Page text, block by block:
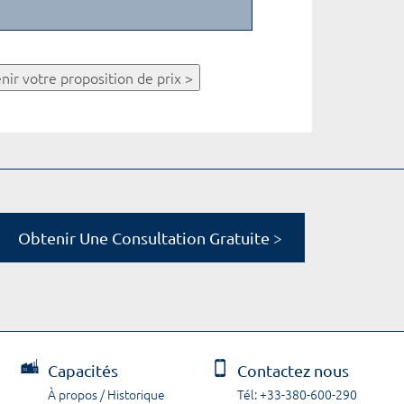
votre proposition de prix >
Obtenir Une Consultation Gratuite >
Capacités
À propos / Historique
Contactez nous
Tél: +33-380-600-290